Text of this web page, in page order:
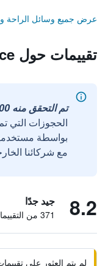
عرض جميع وسائل الراحة
تقييمات حول Albergo Bice
تم التحقق منه 100%
الحجوزات التي
مع شركائنا
8.2 جيد جدًا
371 من التقييمات تم التحقق منها
لم يتم العثور على